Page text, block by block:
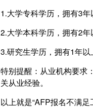
1.大学专科学历，拥有3年
2.大学本科学历，拥有2年
3.研究生学历，拥有1年以
特别提醒：从业机构要求
关从业经验。
以上就是“AFP报名不满